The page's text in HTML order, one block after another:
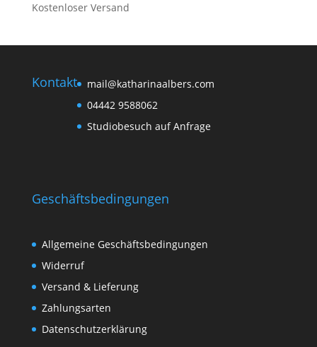
Kostenloser Versand
Kontakt
mail@katharinaalbers.com
04442 9588062
Studiobesuch auf Anfrage
Geschäftsbedingungen
Allgemeine Geschäftsbedingungen
Widerruf
Versand & Lieferung
Zahlungsarten
Datenschutzerklärung